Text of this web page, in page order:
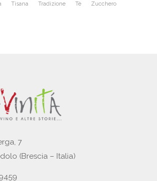
Tisana Tradizione Tè Zucchero
7
(Brescia – Italia)